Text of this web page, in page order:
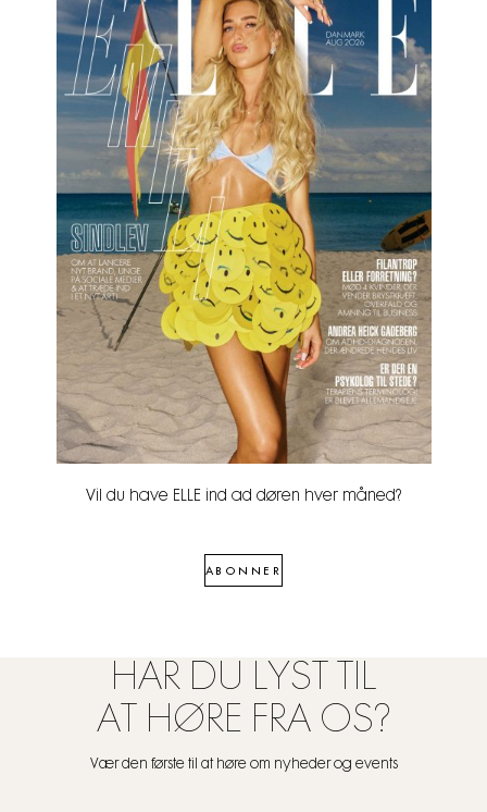
Vil du have ELLE ind ad døren hver måned?
ABONNER
HAR DU LYST TIL
AT HØRE FRA OS?
Vær den første til at høre om nyheder og events